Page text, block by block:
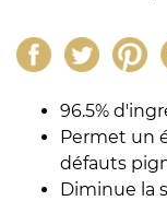
96.5%
Permet un
défauts
Diminue la